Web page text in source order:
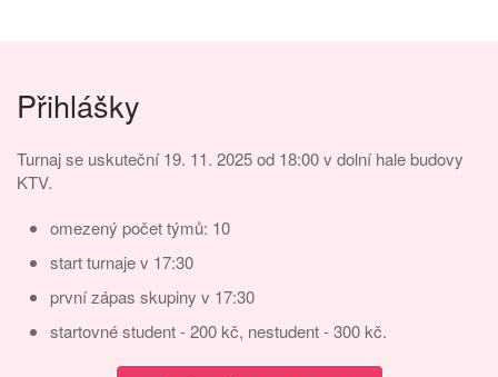
Přihlášky
Turnaj se uskuteční 19. 11. 2025 od 18:00 v dolní hale budovy
KTV.
omezený počet týmů: 10
start turnaje v 17:30
první zápas skupiny v 17:30
startovné student - 200 kč, nestudent - 300 kč.